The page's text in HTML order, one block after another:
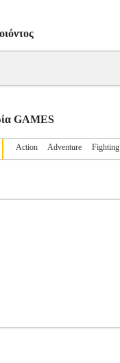
GAMES
Action Adventure Fighting